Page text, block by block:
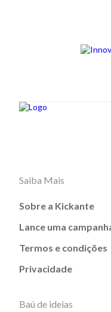
Saiba Mais
Sobre a Kickante
Lance uma
Termos e condições
Privacidade
Baú de ideias